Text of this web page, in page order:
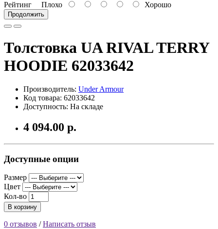
Рейтинг Плохо Хорошо
Продолжить
Толстовка UA RIVAL TERRY
HOODIE 62033642
Производитель: Under Armour
Код товара: 62033642
Доступность: На складе
4 094.00 р.
Доступные опции
Размер
Цвет
Кол-во
В корзину
0 отзывов /Написать отзыв